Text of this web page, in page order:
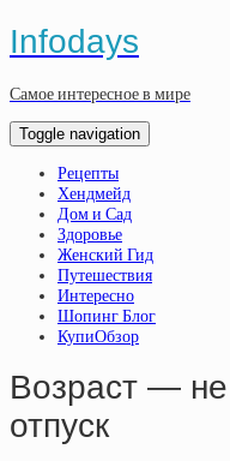
Infodays
Самое интересное в мире
Toggle navigation
Рецепты
Хендмейд
Дом и Сад
Здоровье
Женский Гид
Путешествия
Интересно
Шопинг Блог
КупиОбзор
Возраст — не
отпуск